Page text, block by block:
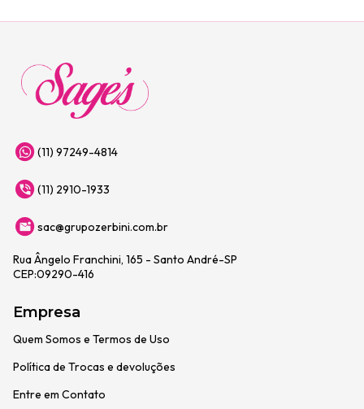
(11) 97249-4814
(11) 2910-1933
sac@grupozerbini.com.br
Rua Ângelo Franchini, 165 - Santo André-SP
CEP:09290-416
Empresa
Quem Somos e Termos de Uso
Política de Trocas e devoluções
Entre em Contato